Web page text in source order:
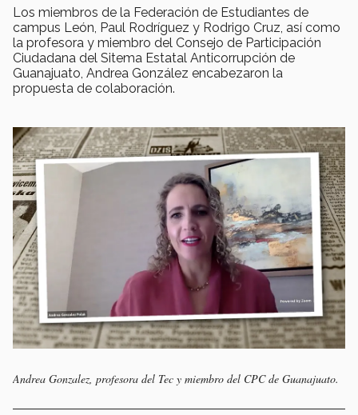
Los miembros de la Federación de Estudiantes de
campus León, Paul Rodríguez y Rodrigo Cruz, así como
la profesora y miembro del Consejo de Participación
Ciudadana del Sitema Estatal Anticorrupción de
Guanajuato, Andrea González encabezaron la
propuesta de colaboración.
Andrea Gonzalez, profesora del Tec y miembro del CPC de Guanajuato.